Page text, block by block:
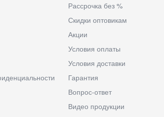
Рассрочка без %
Скидки оптовикам
Акции
Условия оплаты
Условия доставки
Гарантия
Вопрос-ответ
Видео продукции